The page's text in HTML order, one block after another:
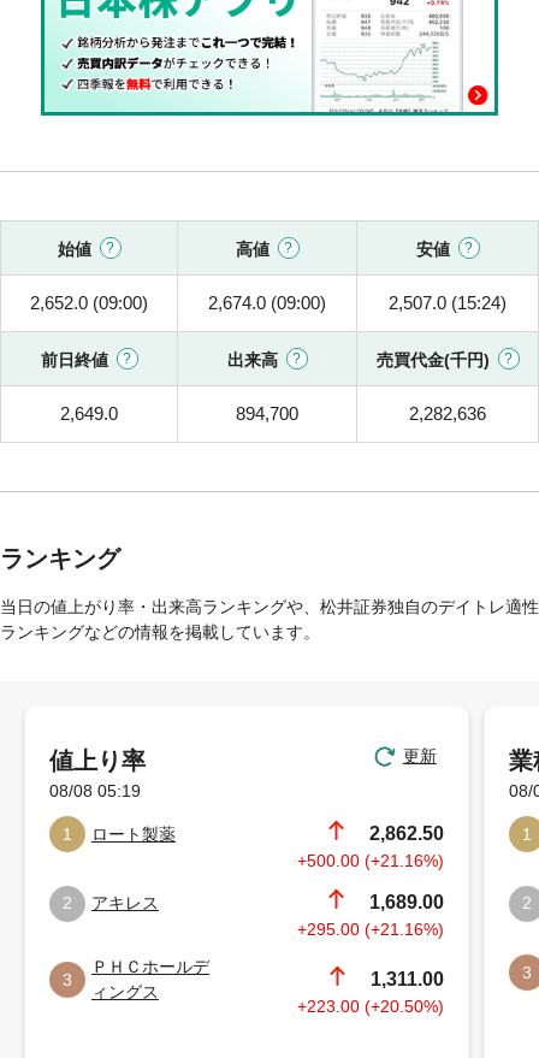
始値 高値 安値
2,652.0 (09:00) 2,674.0 (09:00) 2,507.0 (15:24)
前日終値 出来高 売買代金(千円)
2,649.0 894,700 2,282,636
ランキング
当日の値上がり率・出来高ランキングや、松井証券独自のデイトレ適性
ランキングなどの情報を掲載しています。